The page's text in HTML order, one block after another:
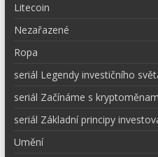
Litecoin
Nezařazené
Ropa
seriál Legendy investičního
seriál Začínáme s
seriál Základní principy
Umění